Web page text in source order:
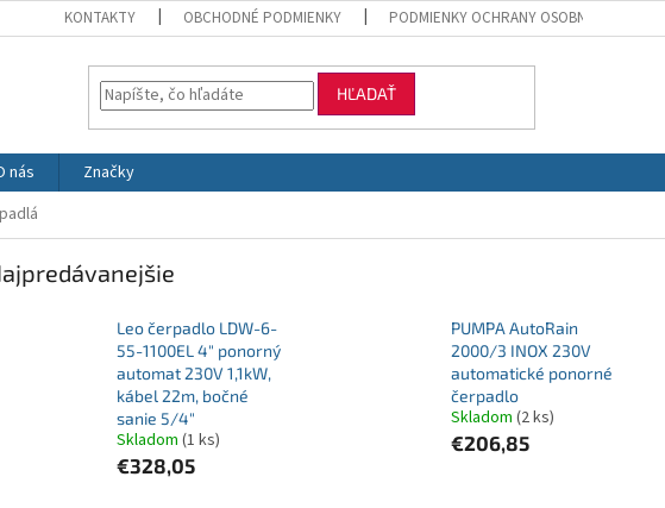
KONTAKTY OBCHODNÉ PODMIENKY PODMIENKY OCHRANY OSOBNÝCH ÚDAJOV
HĽADAŤ
nás
Značky
Leo čerpadlo LDW-6-
55-1100EL 4" ponorný
automat 230V 1,1kW,
kábel 22m, bočné
sanie 5/4"
Skladom (1 ks)
€328,05
PUMPA AutoRain
2000/3 INOX 230V
automatické ponorné
čerpadlo
Skladom (2 ks)
€206,85